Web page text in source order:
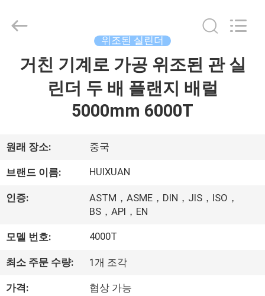
동
영
우
리
2026
JIANGSU
ENERGY
EQUIPMENT
위조된 실린더
거친 기계로 가공 위조된 관 실
린더 두 배 플랜지 배럴
5000mm 6000T
원래 장소: 중국
브랜드 이름: HUIXUAN
인증:
ASTM，ASME，DIN，JIS，ISO，
BS，API，EN
모델 번호: 4000T
최소 주문 수량: 1개 조각
가격: 협상 가능